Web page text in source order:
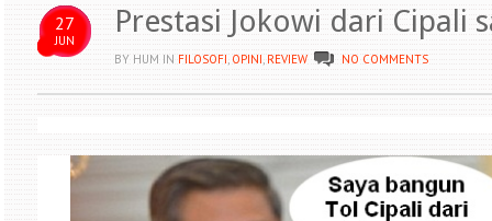
27
JUN
Prestasi Jokowi dari Cipali
BY HUM IN FILOSOFI, OPINI, REVIEW NO COMMENTS